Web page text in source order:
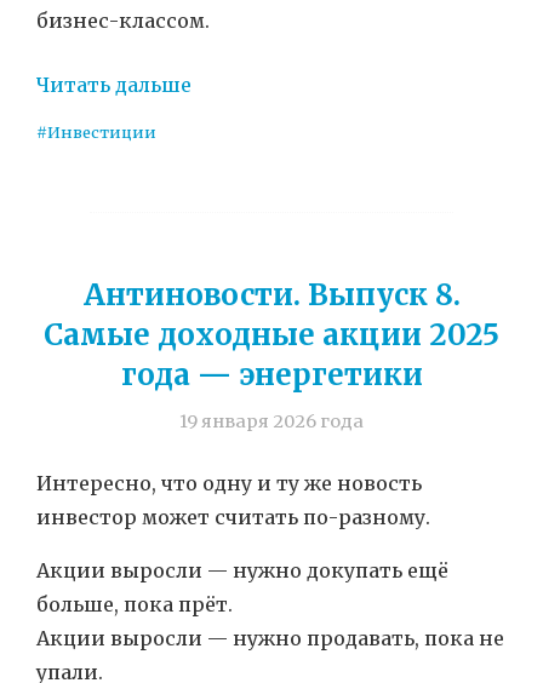
бизнес-классом.
Читать дальше
#Инвестиции
Антиновости. Выпуск 8.
Самые доходные акции 2025
года — энергетики
19 января 2026 года
Интересно, что одну и ту же новость
инвестор может считать по-разному.
Акции выросли — нужно докупать ещё
больше, пока прёт.
Акции выросли — нужно продавать, пока не
упали.